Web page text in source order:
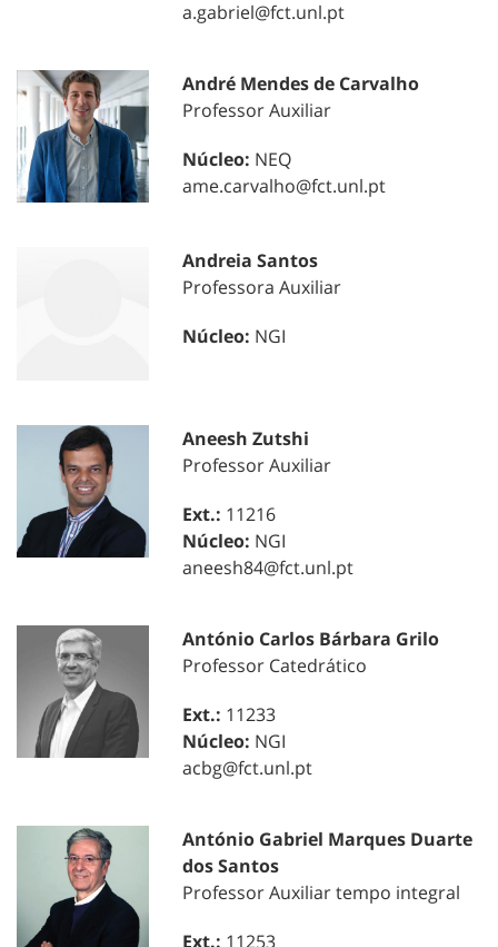
a.gabriel@fct.unl.pt
André Mendes de Carvalho
Professor Auxiliar
Núcleo: NEQ
ame.carvalho@fct.unl.pt
Andreia Santos
Professora Auxiliar
Núcleo: NGI
Aneesh Zutshi
Professor Auxiliar
Ext.: 11216
Núcleo: NGI
aneesh84@fct.unl.pt
António Carlos Bárbara Grilo
Professor Catedrático
Ext.: 11233
Núcleo: NGI
acbg@fct.unl.pt
António Gabriel Marques Duarte
dos Santos
Professor Auxiliar tempo integral
Ext.: 11253